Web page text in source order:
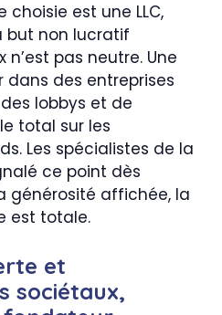
est une LLC,
but non lucratif
pas neutre. Une
dans des entreprises
lobbys et de
total sur les
Les spécialistes de la
ce point dès
générosité affichée, la
est totale.
et
sociétaux,